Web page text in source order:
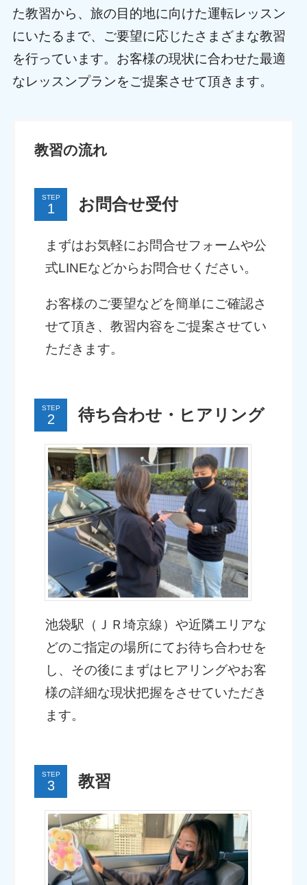
た教習から、旅の目的地に向けた運転レッスン
にいたるまで、ご要望に応じたさまざまな教習
を行っています。お客様の現状に合わせた最適
なレッスンプランをご提案させて頂きます。
教習の流れ
STEP お問合せ受付
まずはお気軽にお問合せフォームや公
式LINEなどからお問合せください。
お客様のご要望などを簡単にご確認さ
せて頂き、教習内容をご提案させてい
ただきます。
STEP 待ち合わせ・ヒアリング
池袋駅（ＪＲ埼京線）や近隣エリアな
どのご指定の場所にてお待ち合わせを
し、その後にまずはヒアリングやお客
様の詳細な現状把握をさせていただき
ます。
STEP 教習